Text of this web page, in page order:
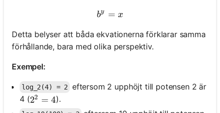
b^y = x
by = x
Detta belyser att båda ekvationerna förklarar samma
förhållande, bara med olika perspektiv.
Exempel:
log_2(4) = 2 eftersom 2 upphöjt till potensen 2 är
4 (2^2 = 4
22 = 4).